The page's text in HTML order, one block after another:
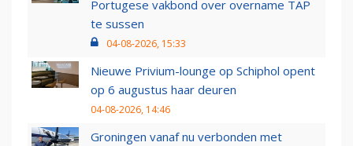
Portugese vakbond over overname TAP
te sussen
04-08-2026, 15:33
Nieuwe Privium-lounge op Schiphol opent
op 6 augustus haar deuren
04-08-2026, 14:46
Groningen vanaf nu verbonden met